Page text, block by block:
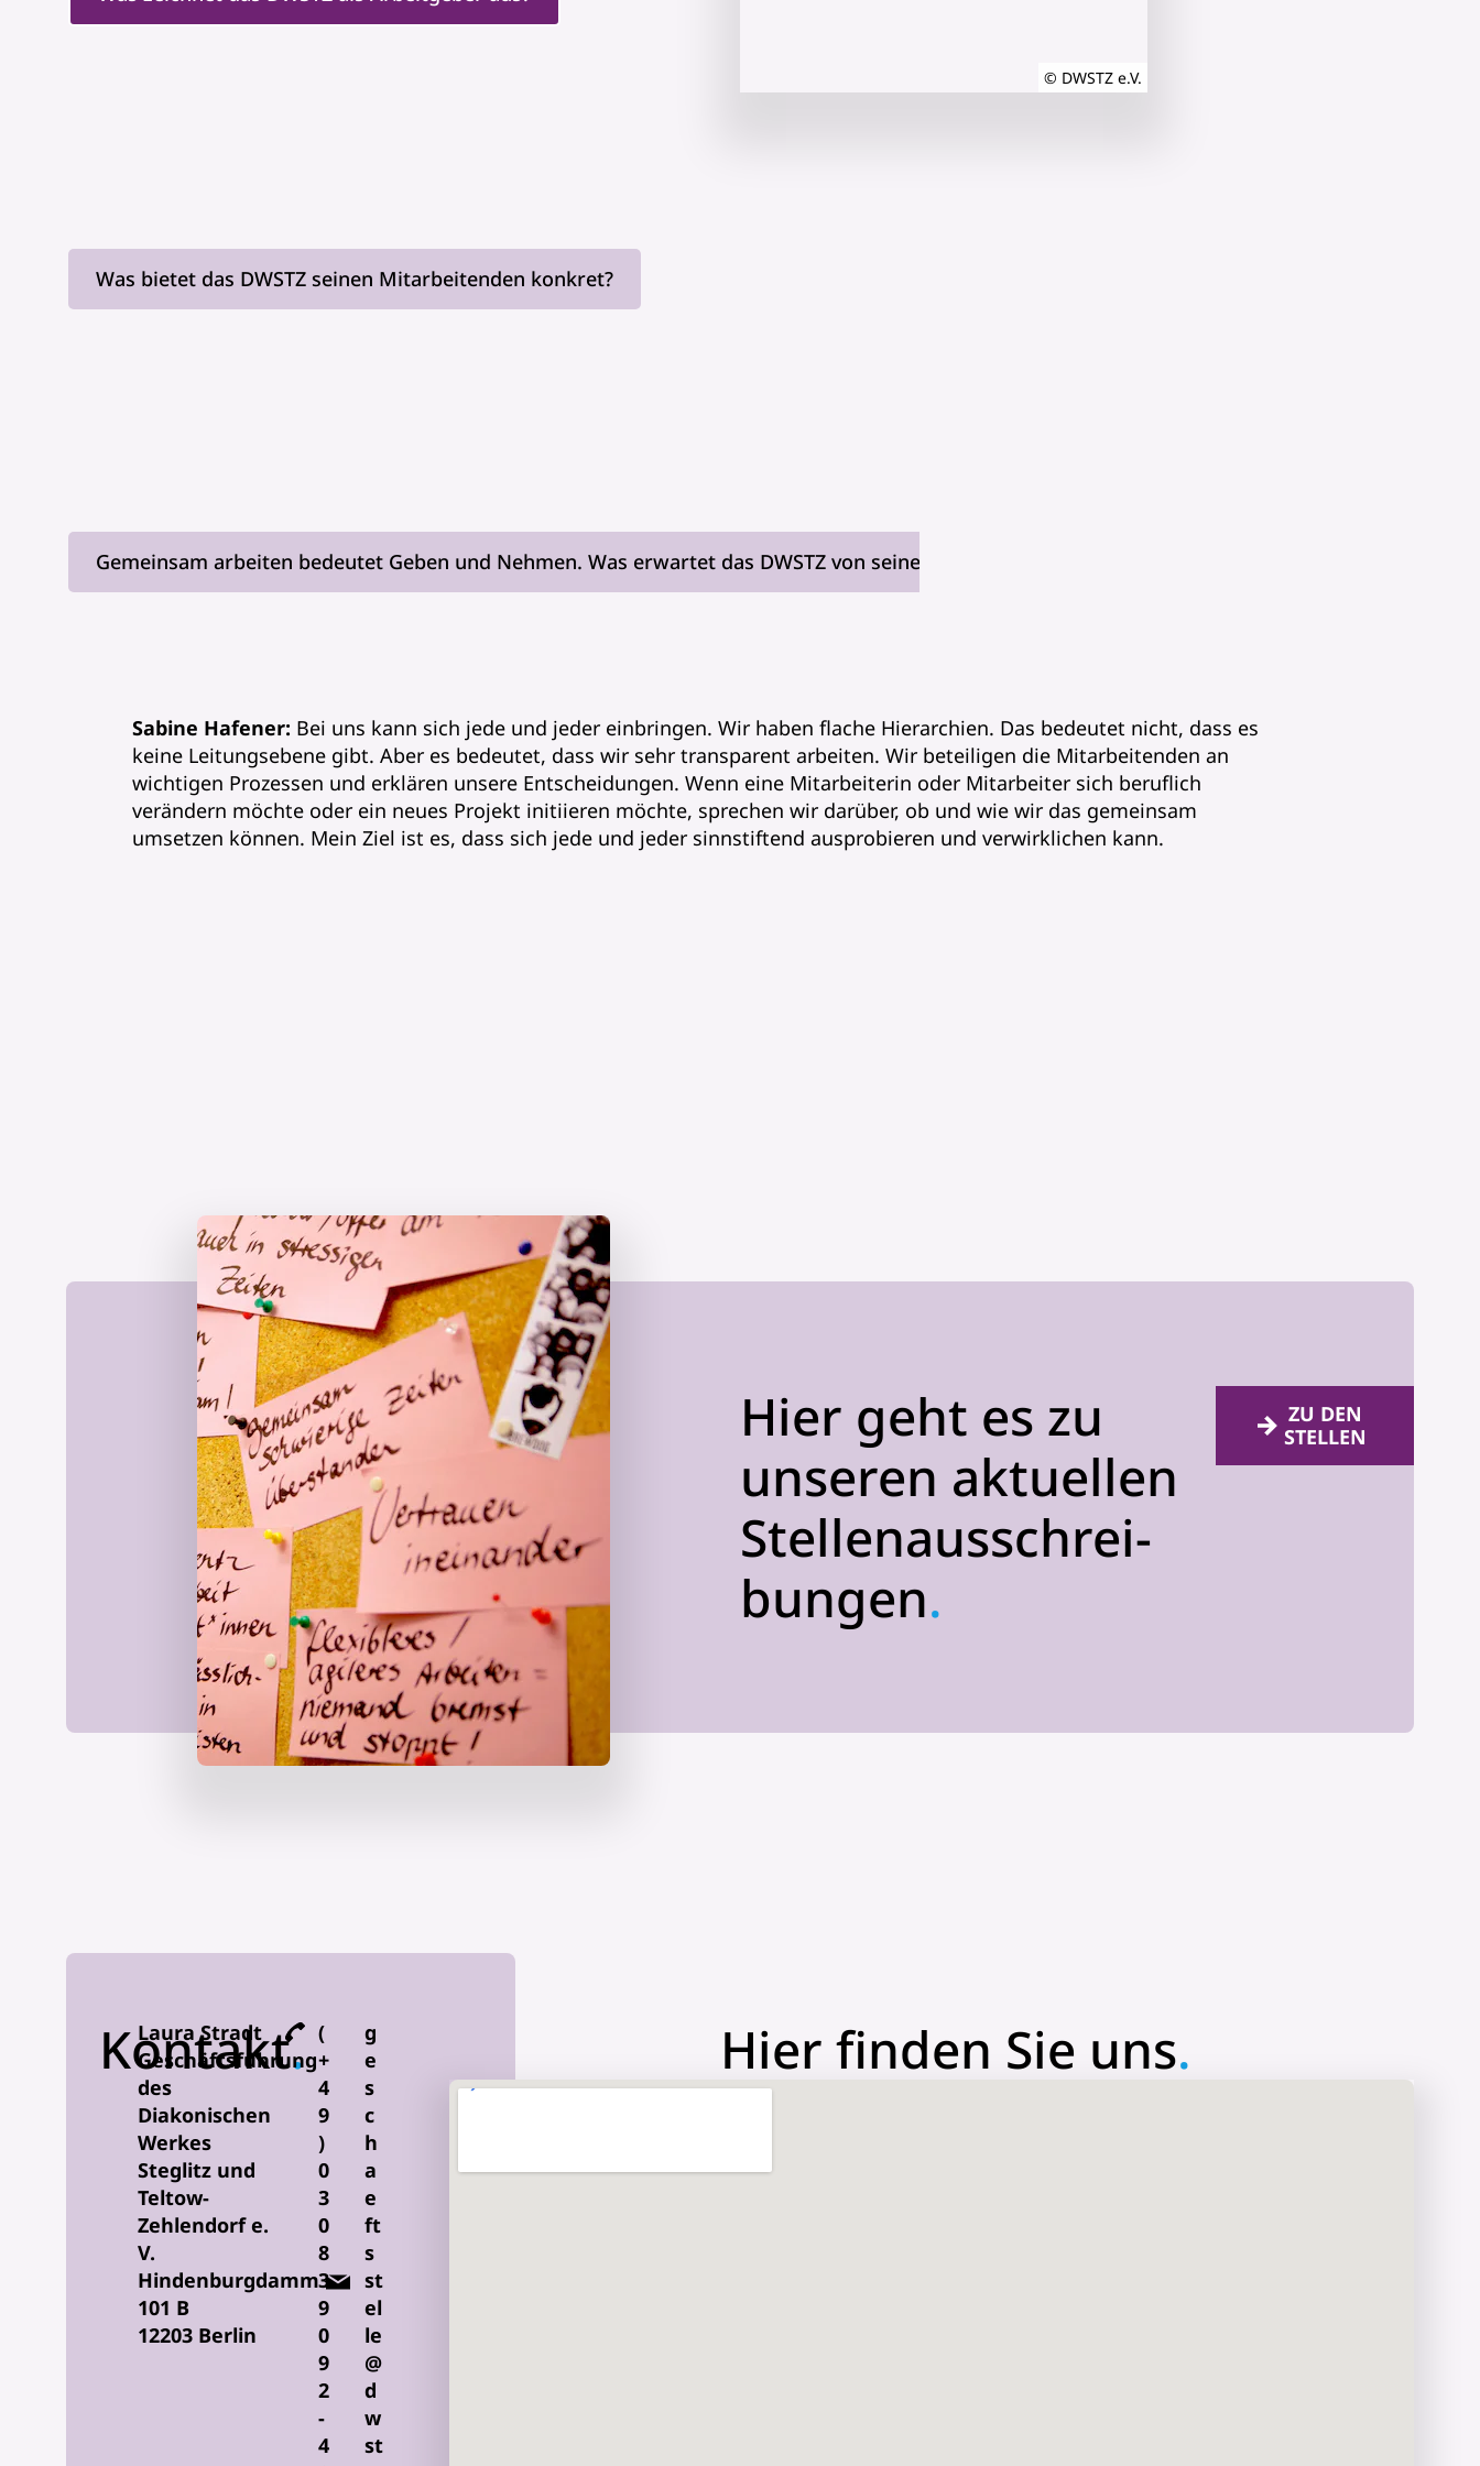
© DWSTZ e.V.
Was bietet das DWSTZ seinen Mitarbeitenden konkret?
Gemeinsam arbeiten bedeutet Geben und Nehmen. Was erwartet das DWSTZ von seinen Mitarbeitenden?
Sabine Hafener: Bei uns kann sich jede und jeder einbringen. Wir haben flache Hierarchien. Das bedeutet nicht, dass es
keine Leitungsebene gibt. Aber es bedeutet, dass wir sehr transparent arbeiten. Wir beteiligen die Mitarbeitenden an
wichtigen Prozessen und erklären unsere Entscheidungen. Wenn eine Mitarbeiterin oder Mitarbeiter sich beruflich
verändern möchte oder ein neues Projekt initiieren möchte, sprechen wir darüber, ob und wie wir das gemeinsam
umsetzen können. Mein Ziel ist es, dass sich jede und jeder sinnstiftend ausprobieren und verwirklichen kann.
Hier geht es zu
unseren aktuellen
Stellen­ausschrei­
bungen.
ZU DEN
STELLEN
Kontakt.
Laura Stradt
Geschäftsführung
des
Diakonischen
Werkes
Steglitz und
Teltow-
Zehlendorf e.
V.
Hindenburgdamm
101 B
12203 Berlin
(
+
4
9
)
0
3
0
8
3
9
0
9
2
-
4
g
e
s
c
h
a
e
ft
s
st
el
le
@
d
w
st
Hier finden Sie uns.